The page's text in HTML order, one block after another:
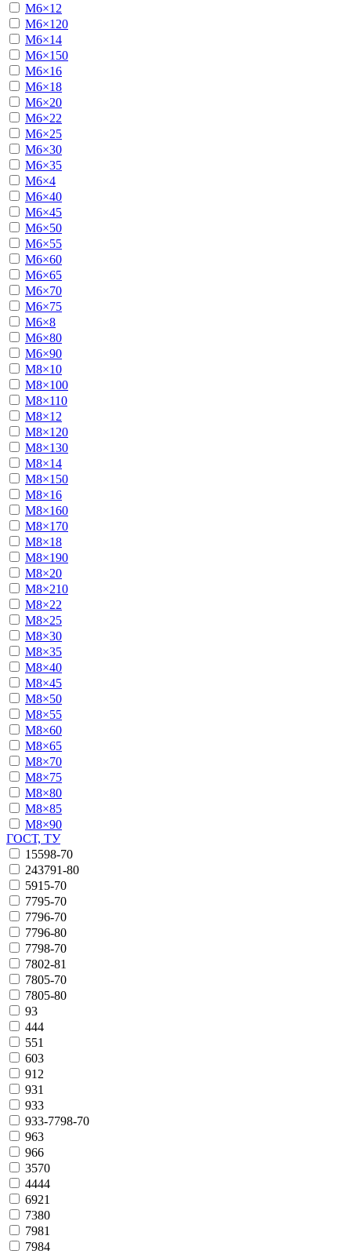
М6×12
М6×120
М6×14
М6×150
М6×16
М6×18
М6×20
М6×22
М6×25
М6×30
М6×35
М6×4
М6×40
М6×45
М6×50
М6×55
М6×60
М6×65
М6×70
М6×75
М6×8
М6×80
М6×90
М8×10
М8×100
М8×110
М8×12
М8×120
М8×130
М8×14
М8×150
М8×16
М8×160
М8×170
М8×18
М8×190
М8×20
М8×210
М8×22
М8×25
М8×30
М8×35
М8×40
М8×45
М8×50
М8×55
М8×60
М8×65
М8×70
М8×75
М8×80
М8×85
М8×90
ГОСТ, ТУ
15598-70
243791-80
5915-70
7795-70
7796-70
7796-80
7798-70
7802-81
7805-70
7805-80
93
444
551
603
912
931
933
933-7798-70
963
966
3570
4444
6921
7380
7981
7984